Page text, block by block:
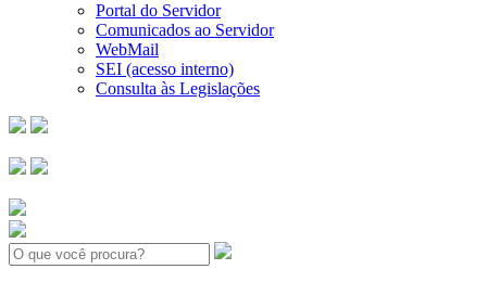
Portal do Servidor
Comunicados ao Servidor
WebMail
SEI (acesso interno)
Consulta às Legislações
Search: